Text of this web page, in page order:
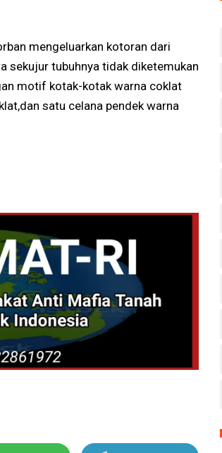
mengeluarkan kotoran dari
sekujur tubuhnya tidak diketemukan
motif kotak-kotak warna coklat
satu celana pendek warna